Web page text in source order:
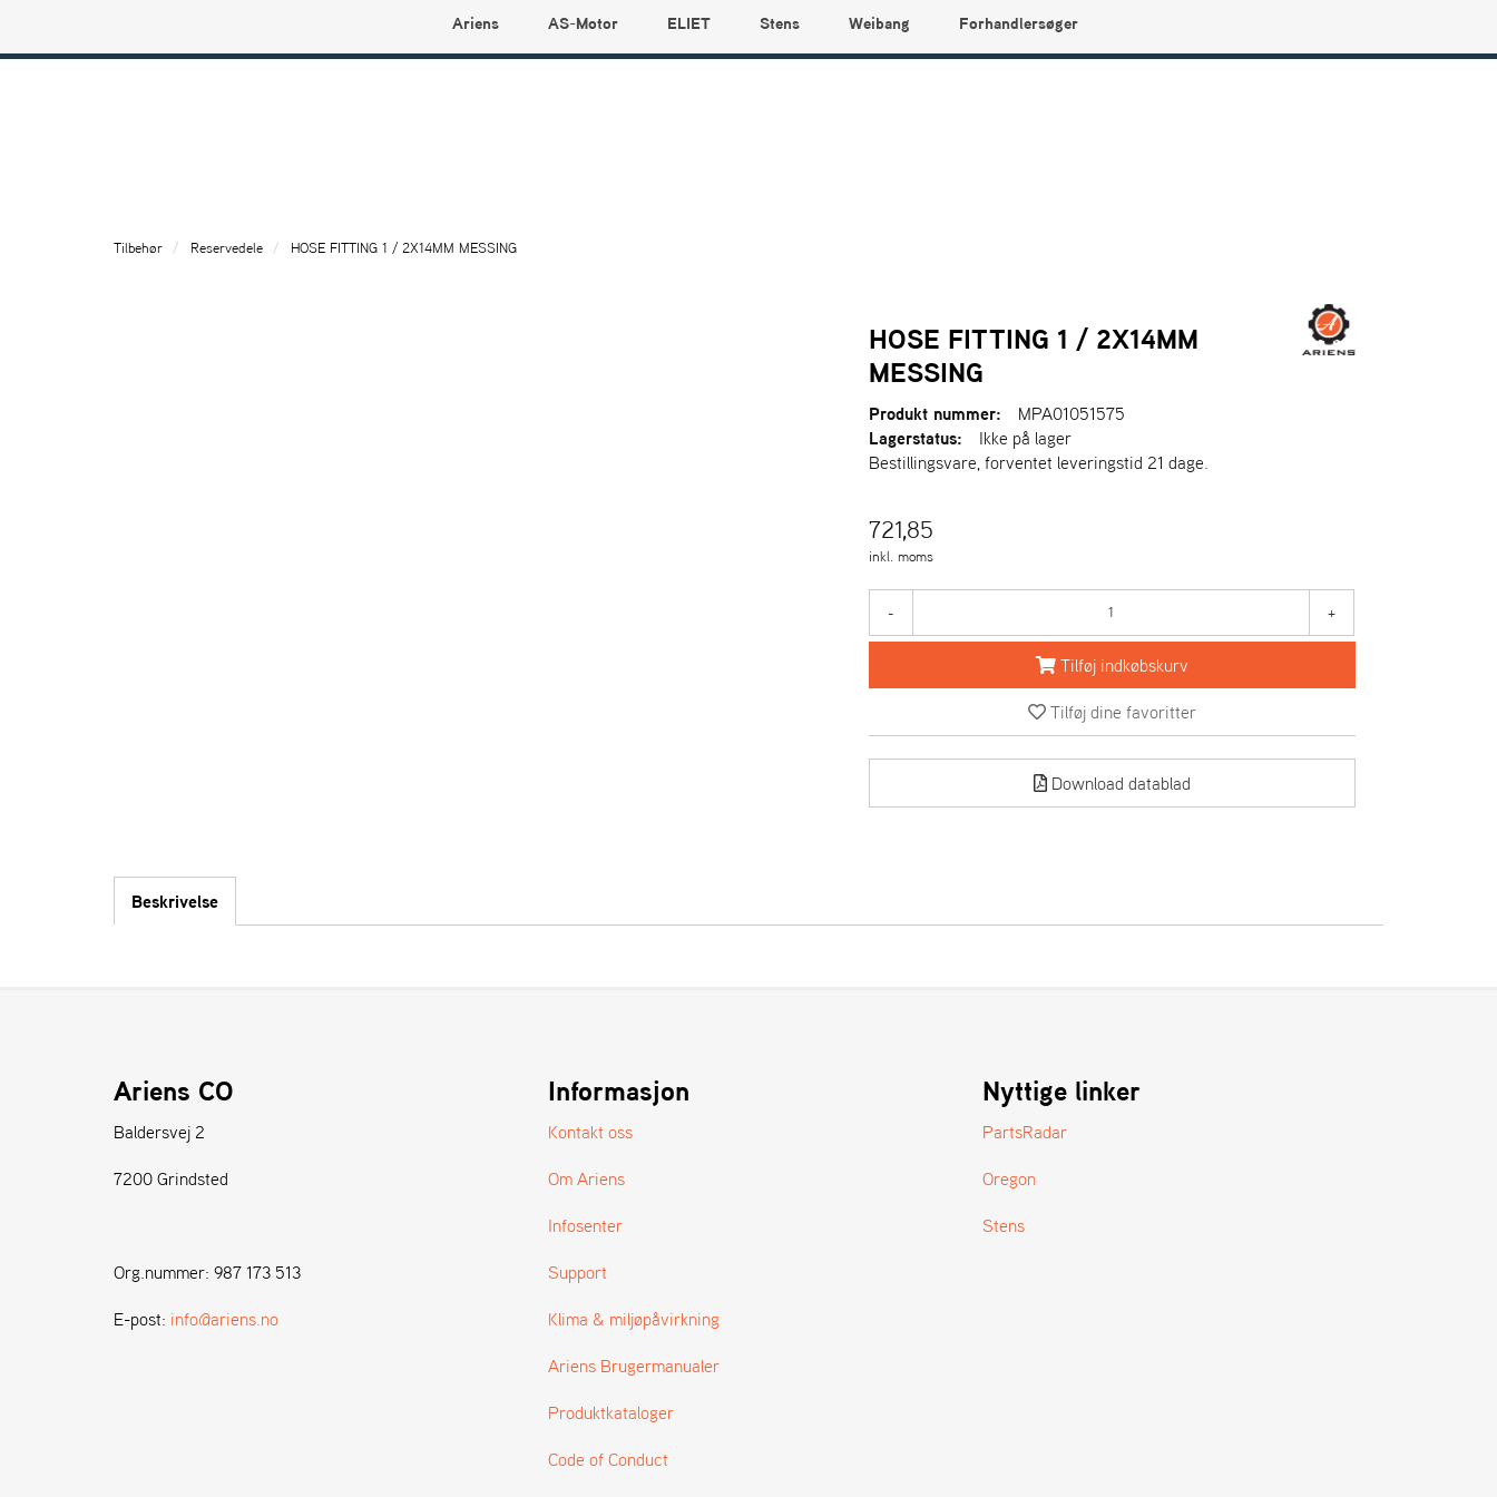
Ariens AS-Motor ELIET Stens Weibang Forhandlersøger
Tilbehør Reservedele HOSE FITTING 1 / 2X14MM MESSING
HOSE FITTING 1 / 2X14MM
MESSING
Produkt nummer:
MPA01051575
Lagerstatus:
Ikke på lager
Bestillingsvare, forventet leveringstid 21 dage.
721,85
inkl. moms
- +
Tilføj indkøbskurv
Tilføj dine favoritter
Download datablad
Beskrivelse
Ariens CO
Baldersvej 2
7200 Grindsted
Org.nummer: 987 173 513
E-post: info@ariens.no
Informasjon
Kontakt oss
Om Ariens
Infosenter
Support
Klima & miljøpåvirkning
Ariens Brugermanualer
Produktkataloger
Code of Conduct
Nyttige linker
PartsRadar
Oregon
Stens